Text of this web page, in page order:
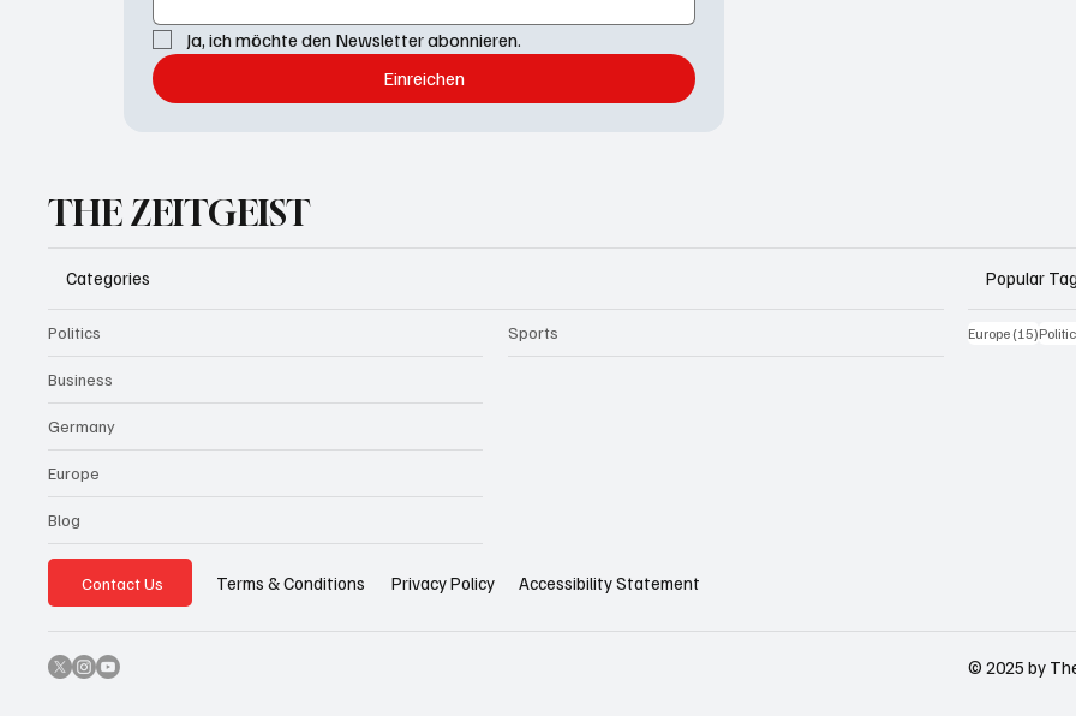
Ja, ich möchte den Newsletter abonnieren.
Einreichen
THE ZEITGEIST
Categories
Politics
Business
Germany
Europe
Blog
Sports
Popular
Europe (15)15
© 2025 by
Contact Us Terms & Conditions Privacy Policy Accessibility Statement